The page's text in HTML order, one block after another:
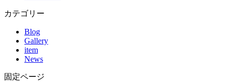
カテゴリー
Blog
Gallery
item
News
固定ページ